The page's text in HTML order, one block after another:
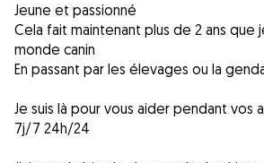
Jeune et passionné
Cela fait maintenant plus de 2 ans que
monde canin
En passant par les élevages ou la
Je suis là pour vous aider pendant vos
7j/7 24h/24